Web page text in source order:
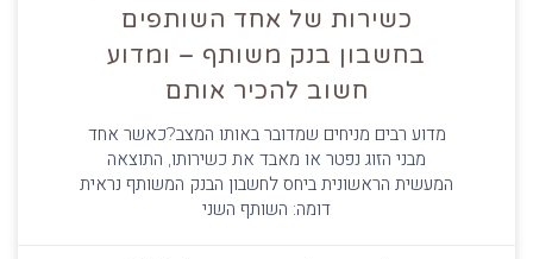
כשירות של אחד השותפים
בחשבון בנק משותף – ומדוע
חשוב להכיר אותם
מדוע רבים מניחים שמדובר באותו המצב?כאשר אחד
מבני הזוג נפטר או מאבד את כשירותו, התוצאה
המעשית הראשונית ביחס לחשבון הבנק המשותף נראית
דומה: השותף השני